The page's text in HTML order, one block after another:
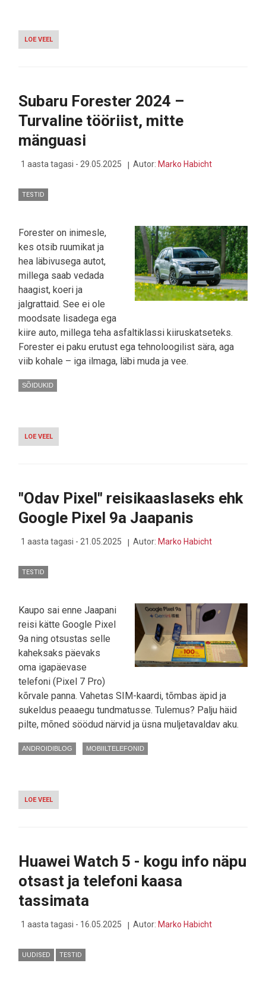
LOE VEEL
TEST:
MIDA
JUBA
NÄINUD
Subaru Forester 2024 –
Turvaline tööriist, mitte
mänguasi
1 aasta tagasi - 29.05.2025 Autor: Marko Habicht
TESTID
Forester on inimesle,
kes otsib ruumikat ja
hea läbivusega autot,
millega saab vedada
haagist, koeri ja
jalgrattaid. See ei ole
moodsate lisadega ega
kiire auto, millega teha asfaltiklassi kiiruskatseteks.
Forester ei paku erutust ega tehnoloogilist sära, aga
viib kohale – iga ilmaga, läbi muda ja vee.
SÕIDUKID
LOE VEEL
SUBARU
TÖÖRIIST,
MÄNGUASI
"Odav Pixel" reisikaaslaseks ehk
Google Pixel 9a Jaapanis
1 aasta tagasi - 21.05.2025 Autor: Marko Habicht
TESTID
Kaupo sai enne Jaapani
reisi kätte Google Pixel
9a ning otsustas selle
kaheksaks päevaks
oma igapäevase
telefoni (Pixel 7 Pro)
kõrvale panna. Vahetas SIM-kaardi, tõmbas äpid ja
sukeldus peaaegu tundmatusse. Tulemus? Palju häid
pilte, mõned söödud närvid ja üsna muljetavaldav aku.
ANDROIDIBLOG MOBIILTELEFONID
LOE VEEL
"ODAV
PIXEL
JAAPANIS
Huawei Watch 5 - kogu info näpu
otsast ja telefoni kaasa
tassimata
1 aasta tagasi - 16.05.2025 Autor: Marko Habicht
UUDISED TESTID